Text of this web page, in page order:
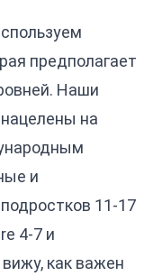
предполагает
Наши
на
и
11-17
4-7 и
как важен